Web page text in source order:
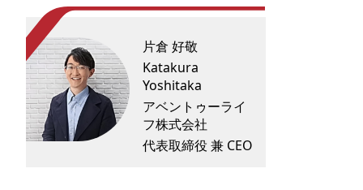
片倉 好敬
Katakura
Yoshitaka
アベントゥーライ
フ株式会社
代表取締役 兼 CEO